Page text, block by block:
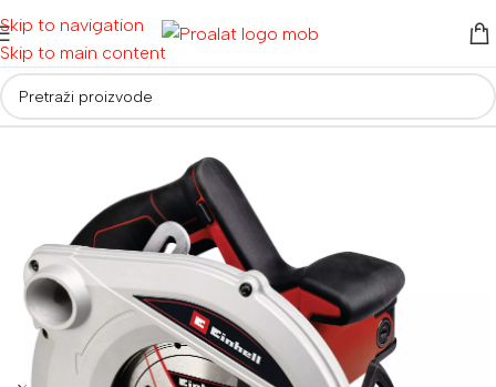
Skip to navigation
Skip to main content
Početna/ Električni alati